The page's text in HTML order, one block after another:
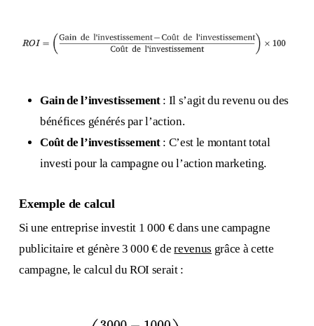
Gain de l’investissement: Il s’agit du revenu ou des
bénéfices générés par l’action.
Coût de l’investissement: C’est le montant total
investi pour la campagne ou l’action marketing.
Exemple de calcul
Si une entreprise investit 1 000 € dans une campagne
publicitaire et génère 3 000 € derevenus grâce à cette
campagne, le calcul du ROI serait :